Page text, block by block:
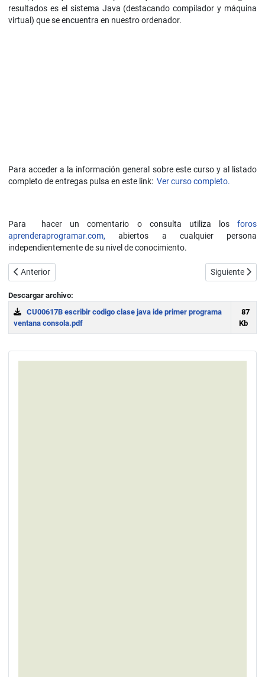
resultados es el sistema Java (destacando compilador y máquina
virtual) que se encuentra en nuestro ordenador.
Para acceder a la información general sobre este curso y al listado
completo de entregas pulsa en este link: Ver curso completo.
Para hacer un comentario o consulta utiliza losforos
aprenderaprogramar.com, abiertos a cualquier persona
independientemente de su nivel de conocimiento.
Artículo anterior: La ventana editor en el IDE Java BlueJ. Escribir
Anterior Artículo
Siguiente
Descargar archivo:
CU00617B escribir codigo clase java ide primer programa
ventana consola.pdf
87
Kb